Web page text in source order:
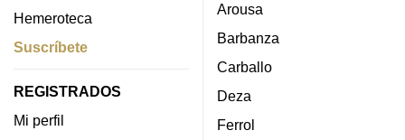
Hemeroteca
Suscríbete
REGISTRADOS
Mi perfil
Arousa
Barbanza
Carballo
Deza
Ferrol